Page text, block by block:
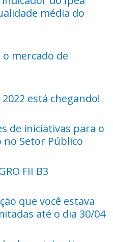
média do
o mercado de
está chegando!
de iniciativas para o
no Setor Público
FII B3
que você estava
até o dia 30/04